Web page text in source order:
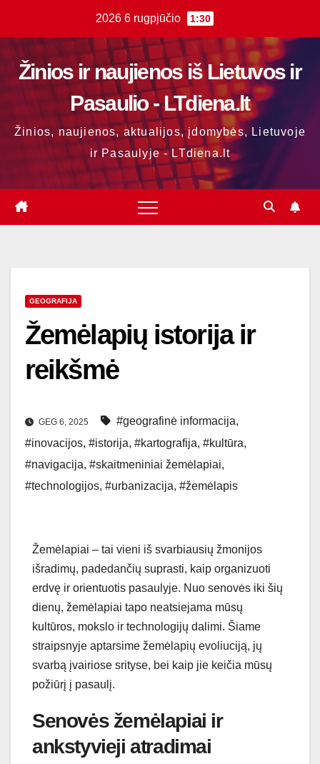
content
2026 6 rugpjūčio 1:30
Žinios ir naujienos iš Lietuvos ir
Pasaulio - LTdiena.lt
Žinios, naujienos, aktualijos, įdomybės, Lietuvoje
ir Pasaulyje - LTdiena.lt
GEOGRAFIJA
Žemėlapių istorija ir
reikšmė
GEG 6, 2025 #geografinė informacija,
#inovacijos, #istorija, #kartografija, #kultūra,
#navigacija, #skaitmeniniai žemėlapiai,
#technologijos, #urbanizacija, #žemėlapis
Žemėlapiai – tai vieni iš svarbiausių žmonijos
išradimų, padedančių suprasti, kaip organizuoti
erdvę ir orientuotis pasaulyje. Nuo senovės iki šių
dienų, žemėlapiai tapo neatsiejama mūsų
kultūros, mokslo ir technologijų dalimi. Šiame
straipsnyje aptarsime žemėlapių evoliuciją, jų
svarbą įvairiose srityse, bei kaip jie keičia mūsų
požiūrį į pasaulį.
Senovės žemėlapiai ir
ankstyvieji atradimai